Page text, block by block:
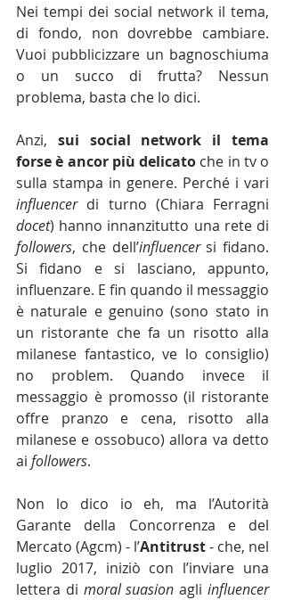
Nei tempi dei social network il tema,
di fondo, non dovrebbe cambiare.
Vuoi pubblicizzare un bagnoschiuma
o un succo di frutta? Nessun
problema, basta che lo dici.
Anzi, sui social network il tema
forse è ancor più delicato che in tv o
influencer
docet
followers, che dell’influencer si fidano.
Si fidano e si lasciano, appunto,
influenzare. E fin quando il messaggio
è naturale e genuino (sono stato in
un ristorante che fa un risotto alla
milanese fantastico, ve lo consiglio)
no problem. Quando invece il
messaggio è promosso (il ristorante
offre pranzo e cena, risotto alla
milanese e ossobuco) allora va detto
ai followers.
Non lo dico io eh, ma l’Autorità
Garante della Concorrenza e del
Mercato (Agcm) - l’Antitrust - che, nel
luglio 2017, iniziò con l’inviare una
lettera di moral suasion agli
influencer